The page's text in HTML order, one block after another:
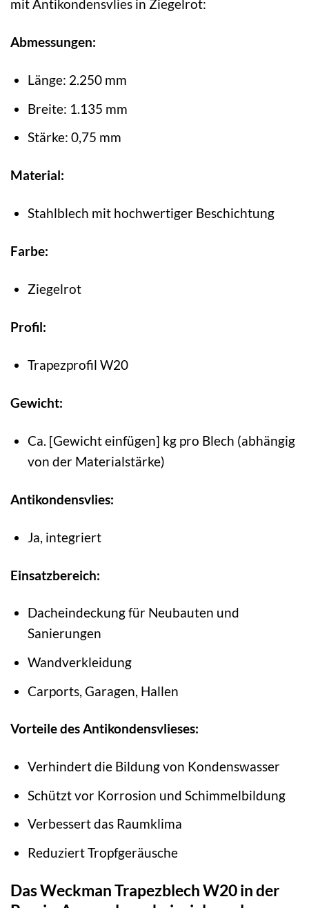
mit Antikondensvlies in Ziegelrot:
Abmessungen:
Länge: 2.250 mm
Breite: 1.135 mm
Stärke: 0,75 mm
Material:
Stahlblech mit hochwertiger Beschichtung
Farbe:
Ziegelrot
Profil:
Trapezprofil W20
Gewicht:
Ca. [Gewicht einfügen] kg pro Blech (abhängig
von der Materialstärke)
Antikondensvlies:
Ja, integriert
Einsatzbereich:
Dacheindeckung für Neubauten und
Sanierungen
Wandverkleidung
Carports, Garagen, Hallen
Vorteile des Antikondensvlieses:
Verhindert die Bildung von Kondenswasser
Schützt vor Korrosion und Schimmelbildung
Verbessert das Raumklima
Reduziert Tropfgeräusche
Das Weckman Trapezblech W20 in der